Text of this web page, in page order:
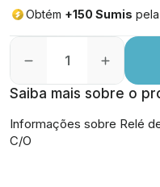
Obtém +150 Sumis
Saiba mais sobre o
Informações sobre Relé
C/O